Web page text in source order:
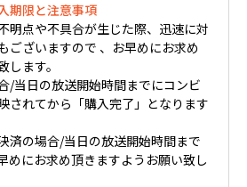
期限と注意事項
明点や不具合が生じた際、迅速に対
ございますので 、お早めにお求め
ます。
/当日の放送開始時間までにコンビ
されてから「購入完了」となります
済の場合/当日の放送開始時間まで
めにお求め頂きますようお願い致し